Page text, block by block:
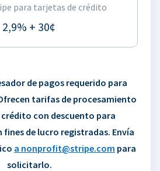
para tarjetas de crédito
2,9% + 30¢
de pagos requerido para
tarifas de procesamiento
con descuento para
de lucro registradas. Envía
a nonprofit@stripe.com para
solicitarlo.